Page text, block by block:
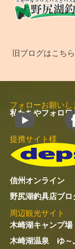
旧ブログはこちら
フォローお願いし
私たちやフォロワ
提携サイト様
信州オンライン
野尻湖釣具店ブロ
周辺観光サイト
木崎湖キャンプ場
木崎湖温泉 ゆ～